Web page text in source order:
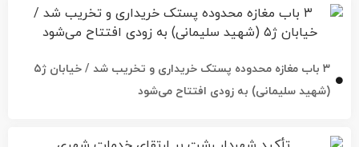
۳ باب مغازه محدوده پستک خریداری و تخریب شد / خیابان ژ۵
(شهید سلیمانی) به زودی افتتاح می‌شود